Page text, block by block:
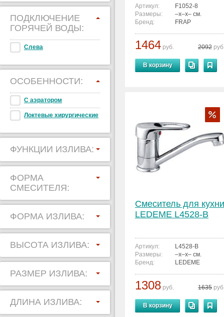
ПОДКЛЮЧЕНИЕ
ГОРЯЧЕЙ ВОДЫ:
Слева
ОСОБЕННОСТИ:
С аэратором
Локтевые хирургические
ФУНКЦИИ ИЗЛИВА:
ФОРМА
СМЕСИТЕЛЯ:
ФОРМА ИЗЛИВА:
ВЫСОТА ИЗЛИВА:
РАЗМЕР ИЗЛИВА:
ДЛИНА ИЗЛИВА:
Артикул:
F1052-8
Размеры:
–x–x– см.
Бренд:
FRAP
1464 руб. 2092
В корзину
Смеситель для кухни
LEDEME L4528-B
Артикул:
L4528-B
Размеры:
–x–x– см.
Бренд:
LEDEME
1308 руб. 1635
В корзину